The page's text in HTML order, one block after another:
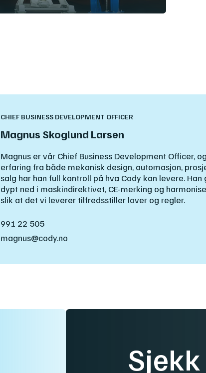
CHIEF BUSINESS DEVELOPMENT OFFICER
Magnus Skoglund Larsen
Magnus er vår Chief Business Development Officer,
erfaring fra både mekanisk design, automasjon,
salg har han full kontroll på hva Cody kan levere. Han
dypt ned i maskindirektivet, CE-merking og
slik at det vi leverer tilfredsstiller lover og regler.
991 22 505
magnus@cody.no